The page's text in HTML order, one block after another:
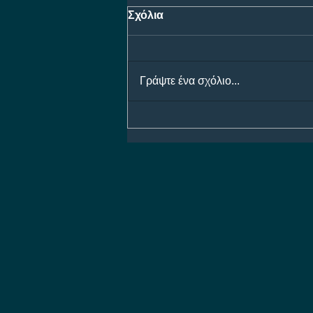
Σχόλια
Γράψτε ένα σχόλιο...